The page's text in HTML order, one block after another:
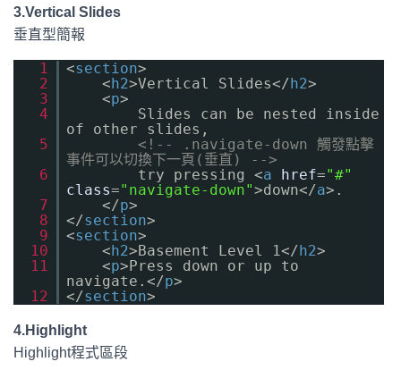
3.Vertical Slides
垂直型簡報
1 <section>
2
<h2>Vertical Slides</h2>
3
<p>
4
Slides can be nested inside
of other slides,
5
<!-- .navigate-down 觸發點擊
事件可以切換下一頁(垂直) -->
6
try pressing <a href="#"
class="navigate-down">down</a>.
7
</p>
8
</section>
9
<section>
10
<h2>Basement Level 1</h2>
11
<p>Press down or up to
navigate.</p>
12
</section>
4.Highlight
Highlight程式區段